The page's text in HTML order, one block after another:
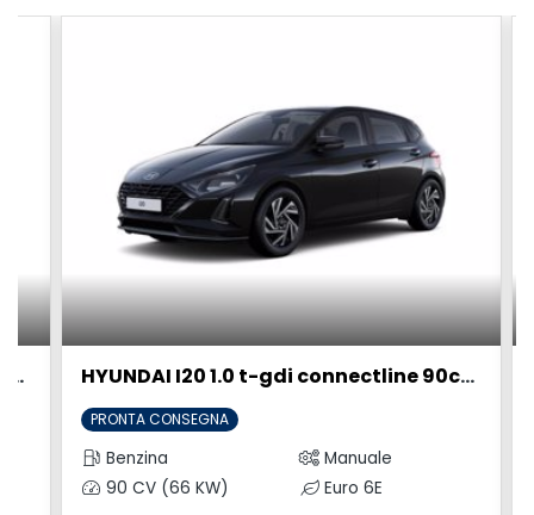
HYUNDAI I20 1.0 t-gdi connectline 90cv mt HYUNDAI I20 1.0 t-gdi connectline 90cv mt
PRONTA CONSEGNA
Benzina
Manuale
90 CV (66 KW)
Euro 6E